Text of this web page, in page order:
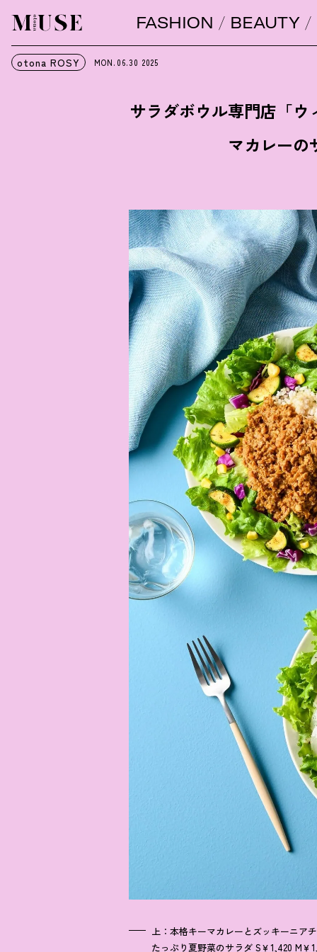
オトナミューズ ウェブFASHION BEAUTY
otona ROSY MON.06.30 2025
サラダボウル専門店「
マカレーの
上：本格キーマカレーとズッキーニア
たっぷり夏野菜のサラダ S￥1,420 M￥